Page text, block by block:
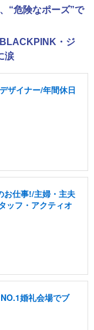
“危険なポーズ”で
・ジ
涙
ザイナー/年間休日
お仕事!/主婦・主夫
ッフ・アクティオ
婚礼会場でブ